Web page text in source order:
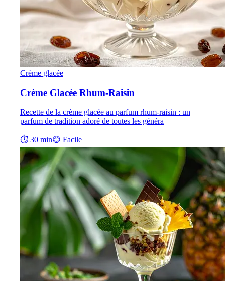
Crème glacée
Crème Glacée Rhum-Raisin
Recette de la crème glacée au parfum rhum-raisin : un
parfum de tradition adoré de toutes les généra
⏱ 30 min😊 Facile